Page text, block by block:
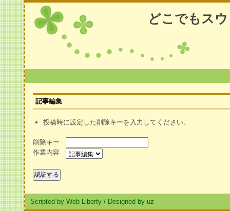
どこでもス
記事編集
投稿時に設定した削除キーを入力してください。
削除キー
作業内容
Scripted by Web Liberty / Designed by uz